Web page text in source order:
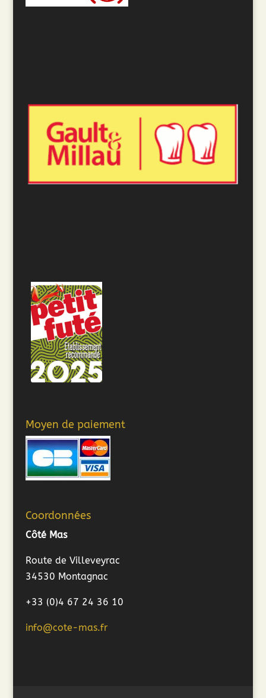
Moyen de paiement
Coordonnées
Côté Mas
Route de Villeveyrac
34530 Montagnac
+33 (0)4 67 24 36 10
info@cote-mas.fr